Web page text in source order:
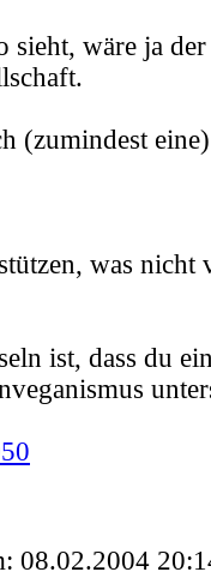
sieht, wäre ja
(zumindest
was nicht
ist, dass du
08.02.2004